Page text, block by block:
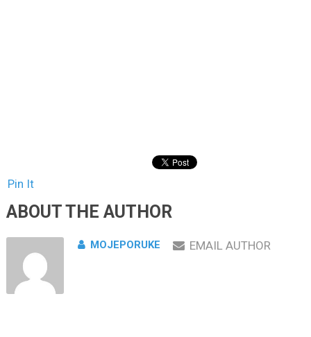
Pin It
ABOUT THE AUTHOR
MOJEPORUKE EMAIL AUTHOR